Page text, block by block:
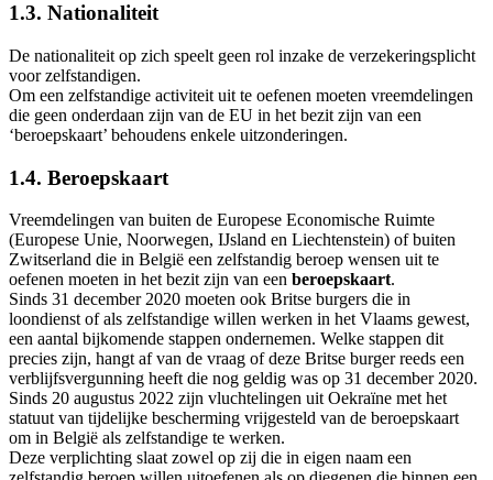
1.3. Nationaliteit
De nationaliteit op zich speelt geen rol inzake de verzekeringsplicht
voor zelfstandigen.
Om een zelfstandige activiteit uit te oefenen moeten vreemdelingen
die geen onderdaan zijn van de EU in het bezit zijn van een
‘beroepskaart’ behoudens enkele uitzonderingen.
1.4. Beroepskaart
Vreemdelingen van buiten de Europese Economische Ruimte
(Europese Unie, Noorwegen, IJsland en Liechtenstein) of buiten
Zwitserland die in België een zelfstandig beroep wensen uit te
oefenen moeten in het bezit zijn van een beroepskaart.
Sinds 31 december 2020 moeten ook Britse burgers die in
loondienst of als zelfstandige willen werken in het Vlaams gewest,
een aantal bijkomende stappen ondernemen. Welke stappen dit
precies zijn, hangt af van de vraag of deze Britse burger reeds een
verblijfsvergunning heeft die nog geldig was op 31 december 2020.
Sinds 20 augustus 2022 zijn vluchtelingen uit Oekraïne met het
statuut van tijdelijke bescherming vrijgesteld van de beroepskaart
om in België als zelfstandige te werken.
Deze verplichting slaat zowel op zij die in eigen naam een